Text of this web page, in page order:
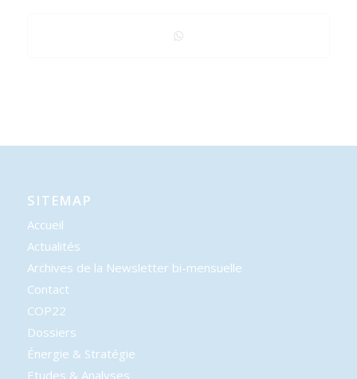
SITEMAP
Accueil
Actualités
Archives de la Newsletter bi-mensuelle
Contact
COP22
Dossiers
Énergie & Stratégie
Etudes & Analyses